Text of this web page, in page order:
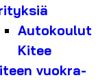
Autokoulut
Kitee
vuokra-